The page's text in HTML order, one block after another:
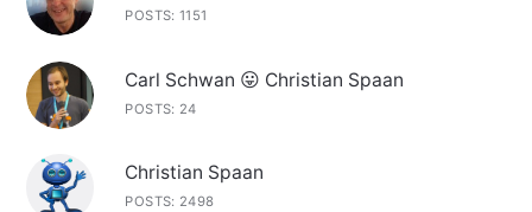
POSTS: 1151
Carl Schwan 😛 Christian Spaan
POSTS: 24
Christian Spaan
POSTS: 2498